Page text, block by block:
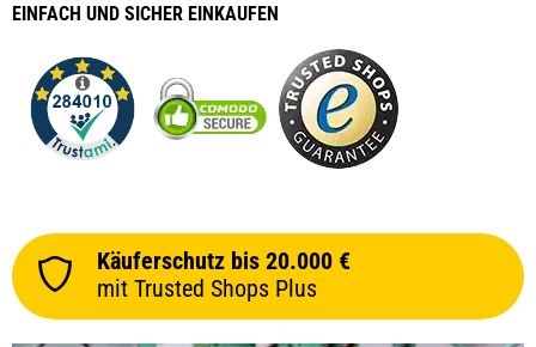
EINFACH UND SICHER EINKAUFEN
Käuferschutz bis 20.000 €
mit Trusted Shops Plus